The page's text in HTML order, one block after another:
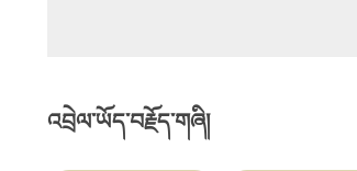
འབྲེལ་ཡོད་བརྗོད་གཞི།